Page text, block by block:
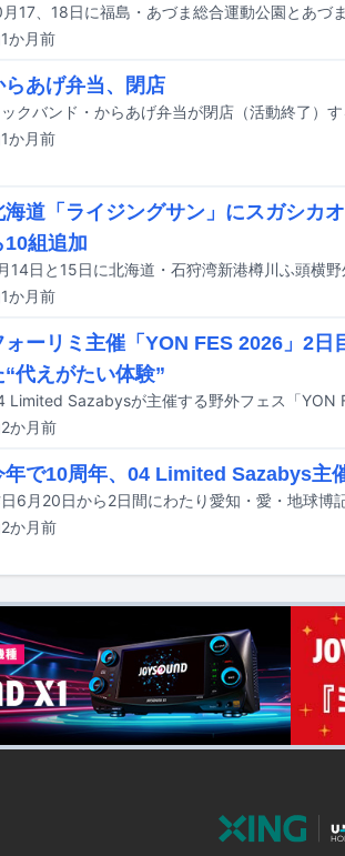
か月前
らあげ弁当、閉店
クバンド・からあげ弁当が閉店（活動終了）す
か月前
海道「ライジングサン」にスガシカ
10組追加
か月前
ォーリミ主催「YON FES 2026」2
“代えがたい体験”
か月前
年で10周年、04 Limited Sazabys主
か月前